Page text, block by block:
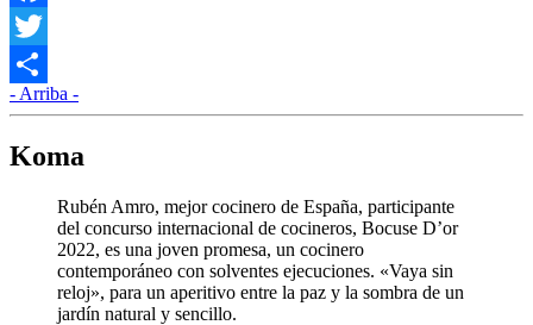
Facebook
Twitter
Compartir
- Arriba -
Koma
Rubén Amro, mejor cocinero de España, participante
del concurso internacional de cocineros, Bocuse D’or
2022, es una joven promesa, un cocinero
contemporáneo con solventes ejecuciones. «Vaya sin
reloj», para un aperitivo entre la paz y la sombra de un
jardín natural y sencillo.